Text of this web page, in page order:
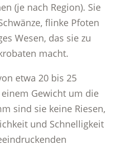
(je nach Region). Sie
flinke Pfoten
Wesen, das sie zu
macht.
etwa 20 bis 25
Gewicht um die
sind sie keine Riesen,
und Schnelligkeit